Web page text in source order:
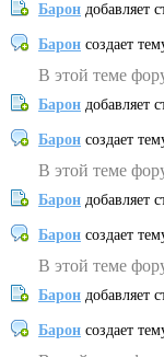
Барон добавляет
Барон создает
В этой теме
Барон добавляет
Барон создает
В этой теме
Барон добавляет
Барон создает
В этой теме
Барон добавляет
Барон создает